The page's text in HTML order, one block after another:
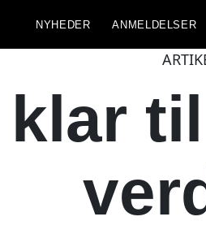
NYHEDER ANMELDELSER
klar